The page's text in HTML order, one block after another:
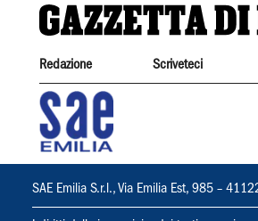
Redazione Scriveteci
SAE Emilia S.r.l., Via Emilia Est, 985 –